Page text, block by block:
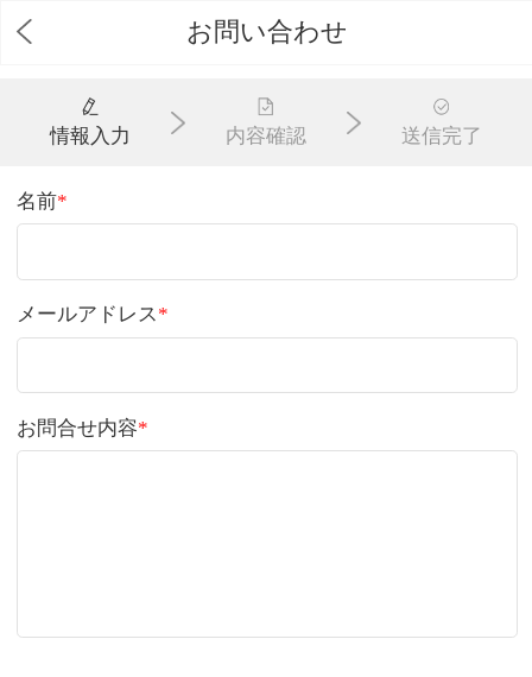
お問い合わせ
情報入力 内容確認 送信完了
名前*
メールアドレス*
お問合せ内容*